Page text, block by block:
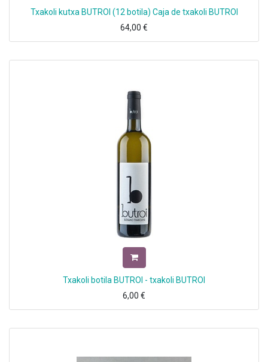
Txakoli kutxa BUTROI (12 botila) Caja de txakoli BUTROI
64,00 €
Txakoli botila BUTROI - txakoli BUTROI
6,00 €